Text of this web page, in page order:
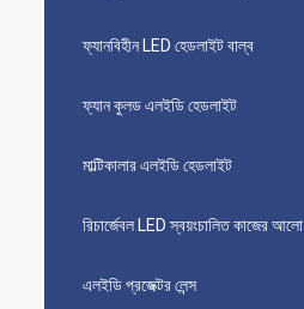
ফ্যানবিহীন LED হেডলাইট বাল্ব
ফ্যান কুলড এলইডি হেডলাইট
মাল্টিকালার এলইডি হেডলাইট
রিচার্জেবল LED স্বয়ংচালিত কাজের আলো
এলইডি প্রজেক্টর লেন্স